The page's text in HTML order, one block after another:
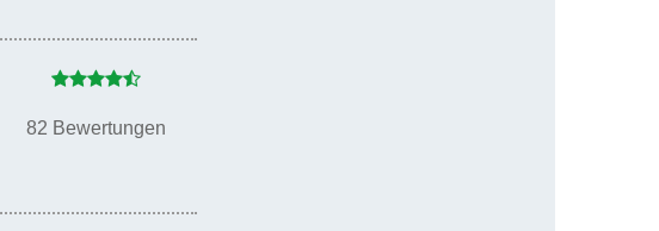
82 Bewertungen